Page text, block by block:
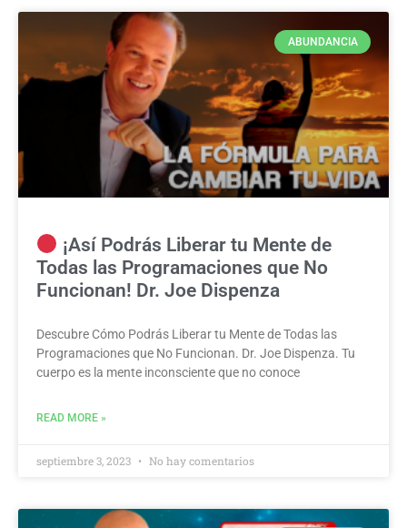
ABUNDANCIA
¡Así Podrás Liberar tu Mente de
Todas las Programaciones que No
Funcionan! Dr. Joe Dispenza
Descubre Cómo Podrás Liberar tu Mente de Todas las
Programaciones que No Funcionan. Dr. Joe Dispenza. Tu
cuerpo es la mente inconsciente que no conoce
READ MORE »
septiembre 3, 2023 No hay comentarios